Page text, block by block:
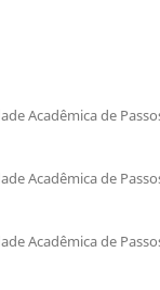
Acadêmica de
Acadêmica de
Acadêmica de